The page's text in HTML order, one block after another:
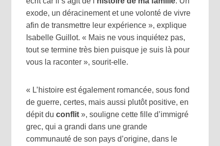
exode, un déracinement et une volonté de vivre
afin de transmettre leur expérience », explique
Isabelle Guillot. « Mais ne vous inquiétez pas,
tout se termine très bien puisque je suis là pour
vous la raconter », sourit-elle.
« L’histoire est également romancée, sous fond
de guerre, certes, mais aussi plutôt positive, en
dépit duconflit», souligne cette fille d’immigré
grec, qui a grandi dans une grande
communauté de son pays d’origine, dans le